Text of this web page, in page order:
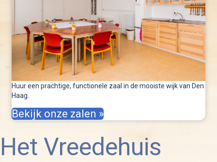
Huur een prachtige, functionele zaal in de mooiste wijk van Den
Haag.
Bekijk onze zalen »
Het Vreedehuis